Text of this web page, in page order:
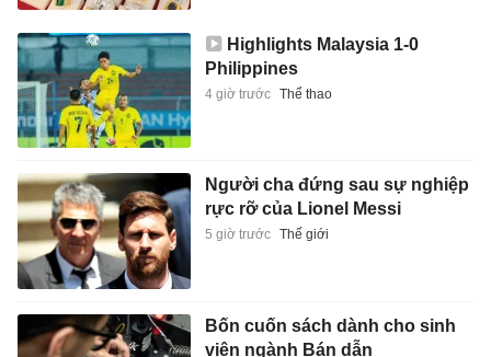
Highlights Malaysia 1-0
Philippines
4 giờ trước Thể thao
Người cha đứng sau sự nghiệp
rực rỡ của Lionel Messi
5 giờ trước Thế giới
Bốn cuốn sách dành cho sinh
viên ngành Bán dẫn